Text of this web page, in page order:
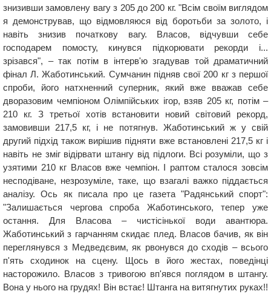
знизивши замовлену вагу з 205 до 200 кг. "Всім своїм виглядом
я демонстрував, що відмовляюся від боротьби за золото, і
навіть знизив початкову вагу. Власов, відчувши себе
господарем помосту, кинувся підкорювати рекорди і...
зрізався", – так потім в інтерв'ю згадував той драматичний
фінал Л. Жаботинський. Сумчанин підняв свої 200 кг з першої
спроби, його натхненний суперник, який вже вважав себе
дворазовим чемпіоном Олімпійських ігор, взяв 205 кг, потім –
210 кг. З третьої хотів встановити новий світовий рекорд,
замовивши 217,5 кг, і не потягнув. Жаботинський ж у свій
другий підхід також вирішив підняти вже встановлені 217,5 кг і
навіть не зміг відірвати штангу від підлоги. Всі розуміли, що з
узятими 210 кг Власов вже чемпіон. І раптом сталося зовсім
несподіване, незрозуміле, таке, що взагалі важко піддається
аналізу. Ось як писала про це газета "Радянський спорт":
"Залишається чергова спроба Жаботинського, тепер уже
остання. Для Власова – чистісінької води авантюра.
Жаботинський з гарчанням скидає плед. Власов бачив, як він
переглянувся з Медведєвим, як рвонувся до сходів – всього
п'ять сходинок на сцену. Щось в його жестах, поведінці
насторожило. Власов з тривогою вп'явся поглядом в штангу.
Вона у нього на грудях! Він встає! Штанга на витягнутих руках!!